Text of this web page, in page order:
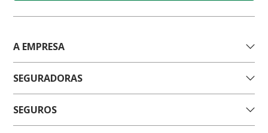
A EMPRESA
SEGURADORAS
SEGUROS